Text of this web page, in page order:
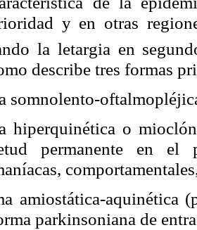
y en otras
la letargia en
describe tres formas
somnolento-
hiperquinética o
permanente en el
comportamentales
amiostática-aquinética
parkinsoniana de